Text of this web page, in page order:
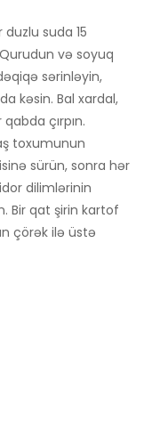
suda 15
və soyuq
sərinləyin,
kəsin. Bal xardal,
çırpın.
toxumunun
sürün, sonra hər
dilimlərinin
Bir qat şirin kartof
çörək ilə üstə